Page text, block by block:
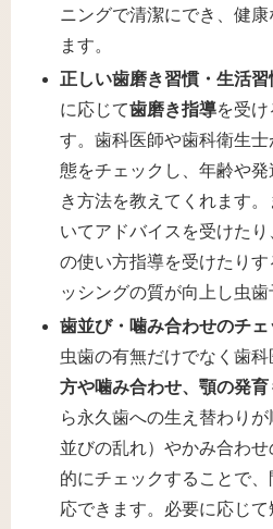
ニングで清潔にでき、健
ます。
正しい歯磨き習慣・生活
に応じて歯磨き指導を受
す。歯科医師や歯科衛生
態をチェックし、年齢や
き方法を教えてくれます
いてアドバイスを受けた
の使い方指導を受けたり
ッシングの質が向上し虫歯
歯並び・噛み合わせのチェ
虫歯の有無だけでなく歯
方や噛み合わせ、顎の発育
ら永久歯への生え替わり
並びの乱れ）やかみ合わ
的にチェックすることで
応できます​。必要に応じ